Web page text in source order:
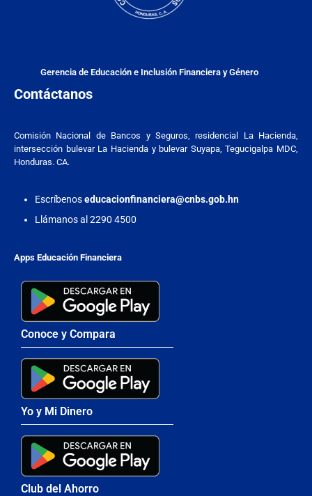
Gerencia de Educación e Inclusión Financiera y Género
Contáctanos
Comisión Nacional de Bancos y Seguros, residencial La Hacienda,
intersección bulevar La Hacienda y bulevar Suyapa, Tegucigalpa MDC,
Honduras. CA.
Escríbenoseducacionfinanciera@cnbs.gob.hn
Llámanos al 2290 4500
Apps Educación Financiera
Conoce y Compara
Yo y Mi Dinero
Club del Ahorro